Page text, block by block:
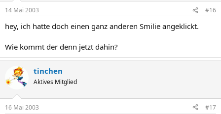
14 Mai 2003 #16
hey, ich hatte doch einen ganz anderen Smilie angeklickt.
Wie kommt der denn jetzt dahin?
tinchen
Aktives Mitglied
16 Mai 2003 #17